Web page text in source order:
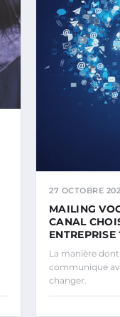
27 OCTOBRE
MAILING
CANAL
ENTREPRISE
La manière
communique
changer.